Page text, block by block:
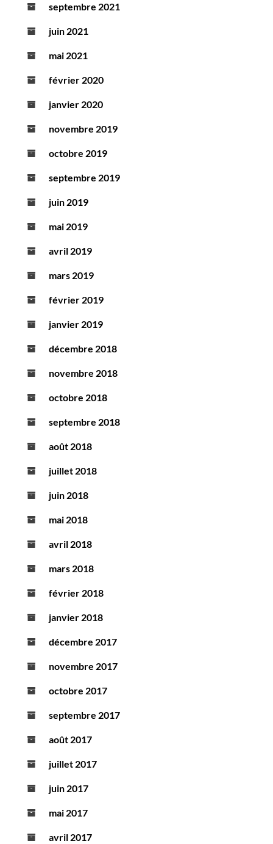
septembre 2021
juin 2021
mai 2021
février 2020
janvier 2020
novembre 2019
octobre 2019
septembre 2019
juin 2019
mai 2019
avril 2019
mars 2019
février 2019
janvier 2019
décembre 2018
novembre 2018
octobre 2018
septembre 2018
août 2018
juillet 2018
juin 2018
mai 2018
avril 2018
mars 2018
février 2018
janvier 2018
décembre 2017
novembre 2017
octobre 2017
septembre 2017
août 2017
juillet 2017
juin 2017
mai 2017
avril 2017